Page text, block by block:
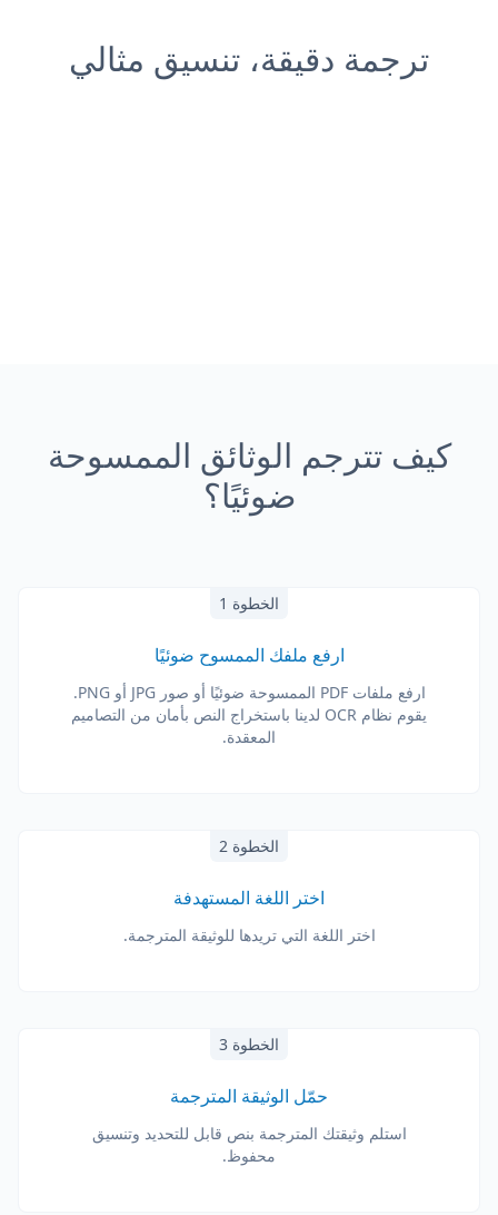
ترجمة دقيقة، تنسيق مثالي
كيف تترجم الوثائق الممسوحة
ضوئيًا؟
الخطوة 1
ارفع ملفك الممسوح ضوئيًا
ارفع ملفات PDF الممسوحة ضوئيًا أو صور JPG أو PNG.
يقوم نظام OCR لدينا باستخراج النص بأمان من التصاميم
المعقدة.
الخطوة 2
اختر اللغة المستهدفة
اختر اللغة التي تريدها للوثيقة المترجمة.
الخطوة 3
حمّل الوثيقة المترجمة
استلم وثيقتك المترجمة بنص قابل للتحديد وتنسيق
محفوظ.